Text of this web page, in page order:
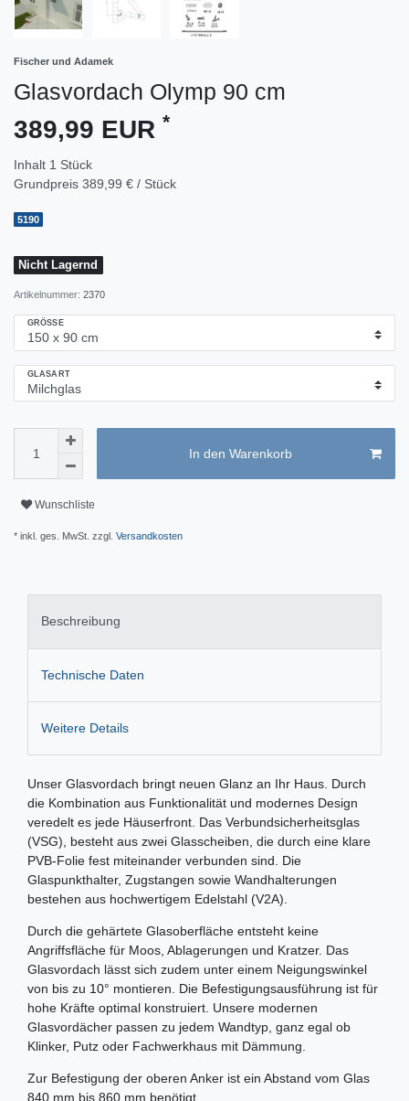
Fischer und Adamek
Glasvordach Olymp 90 cm
389,99 EUR *
Inhalt 1 Stück
Grundpreis 389,99 € / Stück
5190
Nicht Lagernd
Artikelnummer: 2370
GRÖSSE
GLASART
In den Warenkorb
Wunschliste
* inkl. ges. MwSt. zzgl. Versandkosten
Beschreibung
Technische Daten
Weitere Details
Unser Glasvordach bringt neuen Glanz an Ihr Haus. Durch
die Kombination aus Funktionalität und modernes Design
veredelt es jede Häuserfront. Das Verbundsicherheitsglas
(VSG), besteht aus zwei Glasscheiben, die durch eine klare
PVB-Folie fest miteinander verbunden sind. Die
Glaspunkthalter, Zugstangen sowie Wandhalterungen
bestehen aus hochwertigem Edelstahl (V2A).
Durch die gehärtete Glasoberfläche entsteht keine
Angriffsfläche für Moos, Ablagerungen und Kratzer. Das
Glasvordach lässt sich zudem unter einem Neigungswinkel
von bis zu 10° montieren. Die Befestigungsausführung ist für
hohe Kräfte optimal konstruiert. Unsere modernen
Glasvordächer passen zu jedem Wandtyp, ganz egal ob
Klinker, Putz oder Fachwerkhaus mit Dämmung.
Zur Befestigung der oberen Anker ist ein Abstand vom Glas
840 mm bis 860 mm benötigt